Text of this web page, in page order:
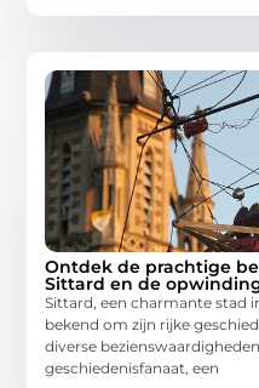
Ontdek de prachtige
Sittard en de
Sittard, een charmante stad
bekend om zijn rijke
diverse
geschiedenisfanaat, een